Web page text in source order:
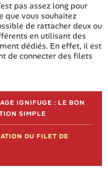
pas assez long pour
que vous souhaitez
de rattacher deux ou
en utilisant des
dédiés. En effet, il est
de connecter des filets
IGNIFUGE : LE BON
SIMPLE
DU FILET DE